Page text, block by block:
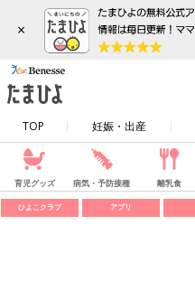
×
TOP 妊娠・出産
育児グッズ 病気・予防接種 離乳食
ひよこクラブ アプリ